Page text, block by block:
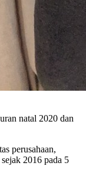
natal 2020 dan
perusahaan,
2016 pada 5